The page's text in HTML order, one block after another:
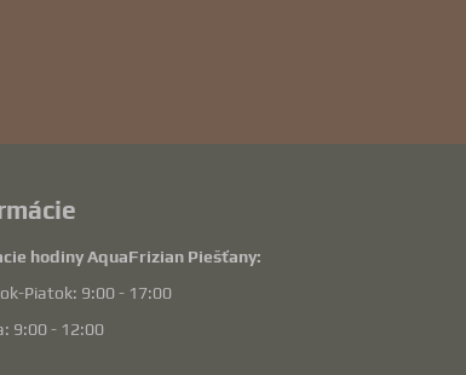
hodiny AquaFrizian Piešťany:
Piatok: 9:00 - 17:00
9:00 - 12:00